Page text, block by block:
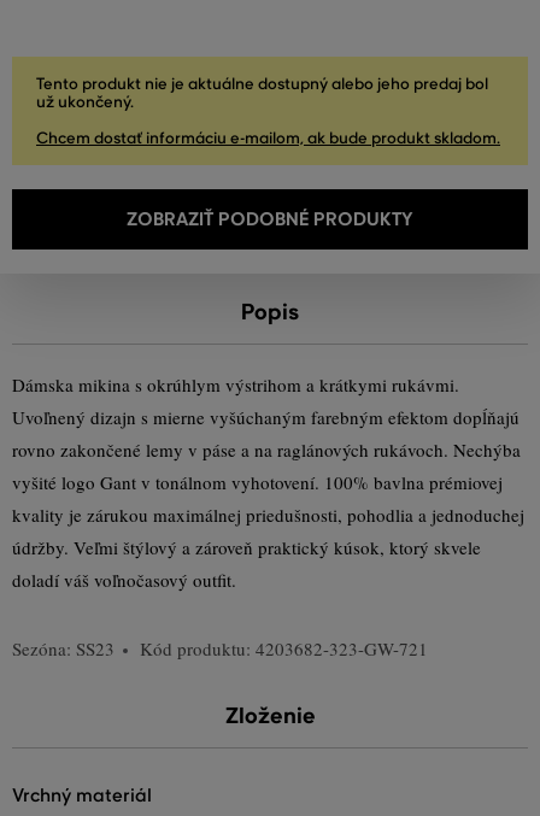
Tento produkt nie je aktuálne dostupný alebo jeho predaj bol
už ukončený.
Chcem dostať informáciu e-mailom, ak bude produkt skladom.
ZOBRAZIŤ PODOBNÉ PRODUKTY
Popis
Dámska mikina s okrúhlym výstrihom a krátkymi rukávmi.
Uvoľnený dizajn s mierne vyšúchaným farebným efektom dopĺňajú
rovno zakončené lemy v páse a na raglánových rukávoch. Nechýba
vyšité logo Gant v tonálnom vyhotovení. 100% bavlna prémiovej
kvality je zárukou maximálnej priedušnosti, pohodlia a jednoduchej
údržby. Veľmi štýlový a zároveň praktický kúsok, ktorý skvele
doladí váš voľnočasový outfit.
Sezóna: SS23 Kód produktu: 4203682-323-GW-721
Zloženie
vrchný materiál